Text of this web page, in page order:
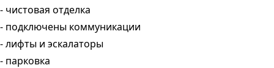
- чистовая отделка
- подключены коммуникации
- лифты и эскалаторы
- парковка